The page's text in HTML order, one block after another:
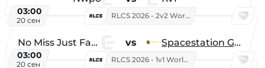
03:00
20 сен
RLCS 2026 - 2v2 World Championship
No Miss Just Fake vs Spacestation Gaming
03:00
20 сен
RLCS 2026 - 1v1 World Championship